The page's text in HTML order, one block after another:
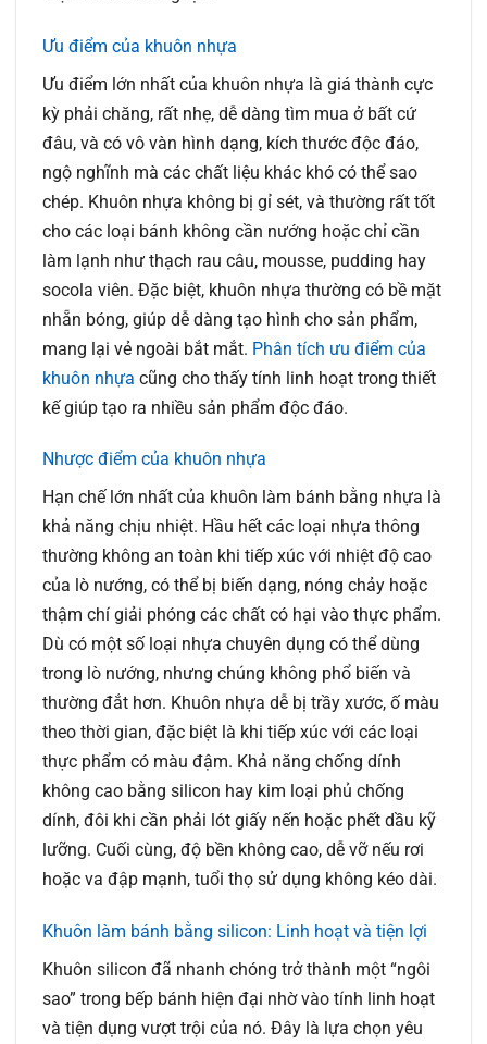
Ưu điểm của khuôn nhựa
Ưu điểm lớn nhất của khuôn nhựa là giá thành cực
kỳ phải chăng, rất nhẹ, dễ dàng tìm mua ở bất cứ
đâu, và có vô vàn hình dạng, kích thước độc đáo,
ngộ nghĩnh mà các chất liệu khác khó có thể sao
chép. Khuôn nhựa không bị gỉ sét, và thường rất tốt
cho các loại bánh không cần nướng hoặc chỉ cần
làm lạnh như thạch rau câu, mousse, pudding hay
socola viên. Đặc biệt, khuôn nhựa thường có bề mặt
nhẵn bóng, giúp dễ dàng tạo hình cho sản phẩm,
mang lại vẻ ngoài bắt mắt. Phân tích ưu điểm của
khuôn nhựa cũng cho thấy tính linh hoạt trong thiết
kế giúp tạo ra nhiều sản phẩm độc đáo.
Nhược điểm của khuôn nhựa
Hạn chế lớn nhất của khuôn làm bánh bằng nhựa là
khả năng chịu nhiệt. Hầu hết các loại nhựa thông
thường không an toàn khi tiếp xúc với nhiệt độ cao
của lò nướng, có thể bị biến dạng, nóng chảy hoặc
thậm chí giải phóng các chất có hại vào thực phẩm.
Dù có một số loại nhựa chuyên dụng có thể dùng
trong lò nướng, nhưng chúng không phổ biến và
thường đắt hơn. Khuôn nhựa dễ bị trầy xước, ố màu
theo thời gian, đặc biệt là khi tiếp xúc với các loại
thực phẩm có màu đậm. Khả năng chống dính
không cao bằng silicon hay kim loại phủ chống
dính, đôi khi cần phải lót giấy nến hoặc phết dầu kỹ
lưỡng. Cuối cùng, độ bền không cao, dễ vỡ nếu rơi
hoặc va đập mạnh, tuổi thọ sử dụng không kéo dài.
Khuôn làm bánh bằng silicon: Linh hoạt và tiện lợi
Khuôn silicon đã nhanh chóng trở thành một “ngôi
sao” trong bếp bánh hiện đại nhờ vào tính linh hoạt
và tiện dụng vượt trội của nó. Đây là lựa chọn yêu